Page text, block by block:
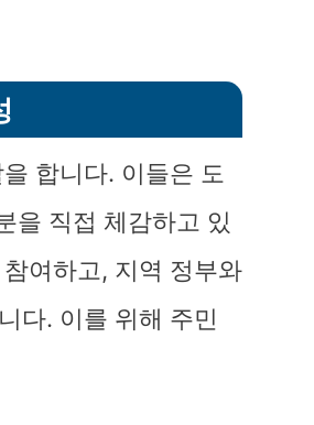
합니다. 이들은 도
을 직접 체감하고 있
여하고, 지역 정부와
다. 이를 위해 주민